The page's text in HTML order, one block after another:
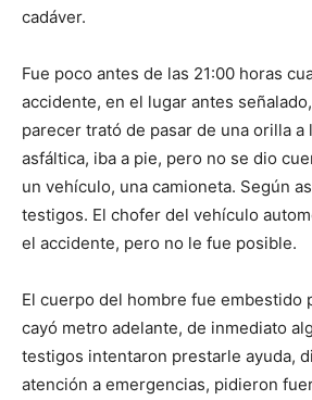
cadáver.
Fue poco antes de las 21:00 horas
accidente, en el lugar antes
parecer trató de pasar de una orilla a
asfáltica, iba a pie, pero no se dio
un vehículo, una camioneta. Según
testigos. El chofer del vehículo
el accidente, pero no le fue posible.
El cuerpo del hombre fue embestido
cayó metro adelante, de inmediato
testigos intentaron prestarle ayuda,
atención a emergencias, pidieron